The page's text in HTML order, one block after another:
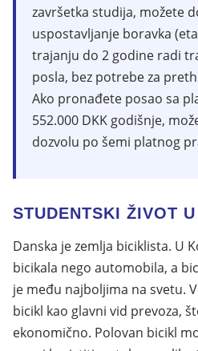
završetka studija, možete
uspostavljanje boravka
trajanju do 2 godine radi
posla, bez potrebe za
Ako pronađete posao sa
552.000 DKK godišnje,
dozvolu po šemi platnog
STUDENTSKI ŽIVOT
Danska je zemlja biciklista. U
bicikala nego automobila, a
je među najboljima na svetu.
bicikl kao glavni vid prevoza,
ekonomično. Polovan bicikl